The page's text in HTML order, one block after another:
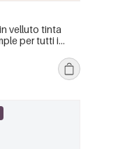
velluto tinta
per tutti i